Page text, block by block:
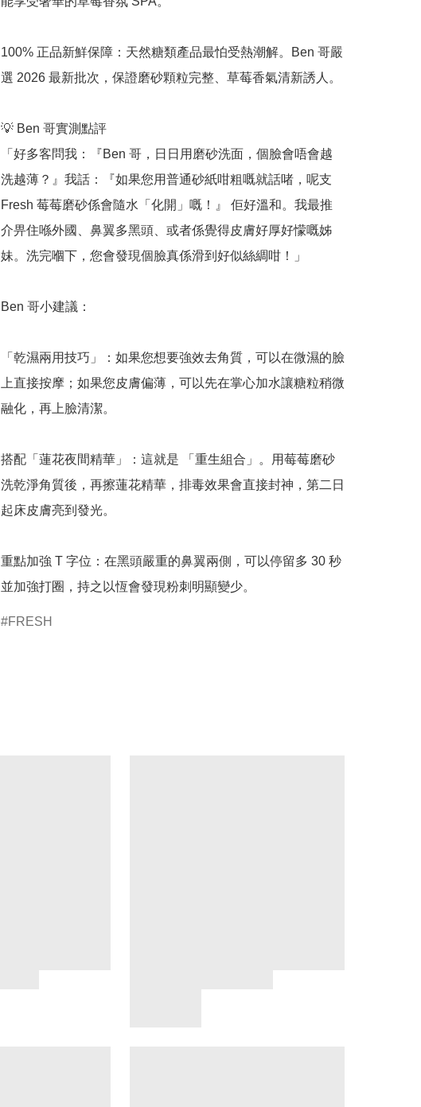
100% 正品新鮮保障：天然糖類產品最怕受熱潮解。Ben 哥嚴
選 2026 最新批次，保證磨砂顆粒完整、草莓香氣清新誘人。
💡 Ben 哥實測點評
「好多客問我：『Ben 哥，日日用磨砂洗面，個臉會唔會越
洗越薄？』我話：『如果您用普通砂紙咁粗嘅就話啫，呢支
Fresh 莓莓磨砂係會隨水「化開」嘅！』 佢好溫和。我最推
介畀住喺外國、鼻翼多黑頭、或者係覺得皮膚好厚好懞嘅姊
妹。洗完嗰下，您會發現個臉真係滑到好似絲綢咁！」
Ben 哥小建議：
「乾濕兩用技巧」：如果您想要強效去角質，可以在微濕的臉
上直接按摩；如果您皮膚偏薄，可以先在掌心加水讓糖粒稍微
融化，再上臉清潔。
搭配「蓮花夜間精華」：這就是 「重生組合」。用莓莓磨砂
洗乾淨角質後，再擦蓮花精華，排毒效果會直接封神，第二日
起床皮膚亮到發光。
重點加強 T 字位：在黑頭嚴重的鼻翼兩側，可以停留多 30 秒
並加強打圈，持之以恆會發現粉刺明顯變少。
FRESH